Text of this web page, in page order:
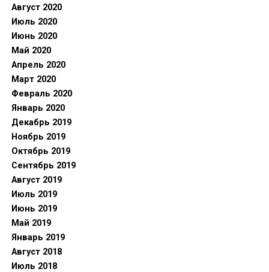
Август 2020
Июль 2020
Июнь 2020
Май 2020
Апрель 2020
Март 2020
Февраль 2020
Январь 2020
Декабрь 2019
Ноябрь 2019
Октябрь 2019
Сентябрь 2019
Август 2019
Июль 2019
Июнь 2019
Май 2019
Январь 2019
Август 2018
Июль 2018